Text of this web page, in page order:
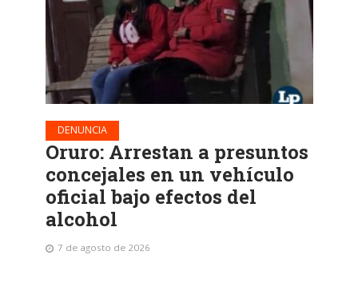
DENUNCIA
Oruro: Arrestan a presuntos
concejales en un vehículo
oficial bajo efectos del
alcohol
7 de agosto de 2026